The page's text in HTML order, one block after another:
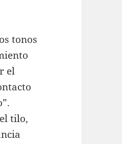
tonos
el
tilo,